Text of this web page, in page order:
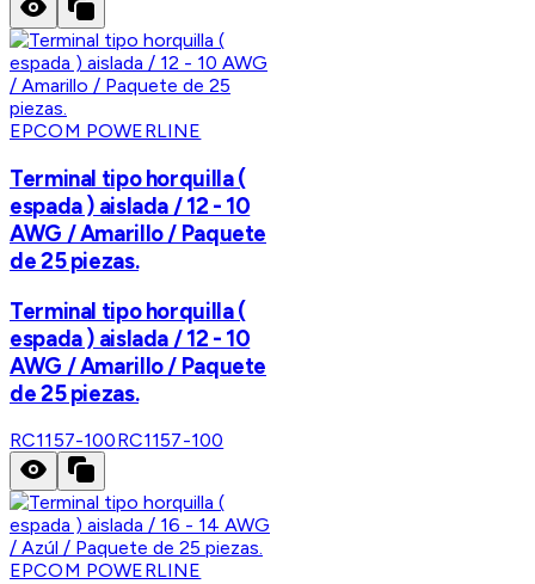
EPCOM POWERLINE
Terminal tipo horquilla (
espada ) aislada / 12 - 10
AWG / Amarillo / Paquete
de 25 piezas.
Terminal tipo horquilla (
espada ) aislada / 12 - 10
AWG / Amarillo / Paquete
de 25 piezas.
RC1157-100RC1157-100
EPCOM POWERLINE